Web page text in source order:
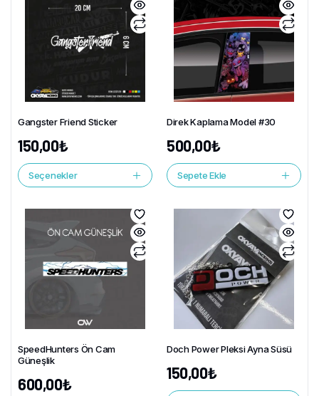
Gangster Friend Sticker
150,00₺
Seçenekler
Direk Kaplama Model #30
500,00₺
Sepete Ekle
SpeedHunters Ön Cam
Güneşlik
600,00₺
Doch Power Pleksi Ayna Süsü
150,00₺